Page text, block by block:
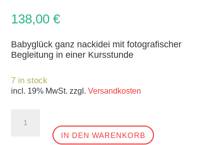
138,00€
Babyglück ganz nackidei mit fotografischer
Begleitung in einer Kursstunde
7 in stock
incl. 19% MwSt. zzgl.Versandkosten
MIT
fotografischerIN DEN WARENKORB